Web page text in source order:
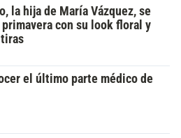
la hija de María Vázquez, se
con su look floral y
el último parte médico de